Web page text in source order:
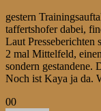
gestern
taffertshofer dabei,
Laut Presseberichten
2 mal Mittelfeld,
sondern gestandene.
Noch ist Kaya ja da.
Anklicken
0Anklicken
0